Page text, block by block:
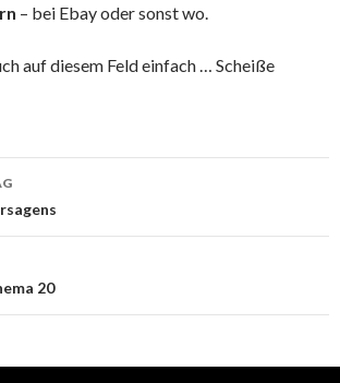
– bei Ebay oder sonst wo.
auf diesem Feld einfach … Scheiße
20